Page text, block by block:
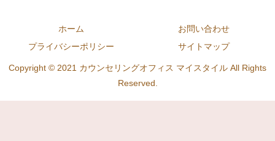
ホーム
お問い合わせ
プライバシーポリシー
サイトマップ
Copyright © 2021 カウンセリングオフィス マイスタイル All Rights
Reserved.